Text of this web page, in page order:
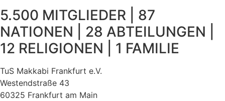
5.500 MITGLIEDER | 87
NATIONEN | 28 ABTEILUNGEN |
12 RELIGIONEN | 1 FAMILIE
TuS Makkabi Frankfurt e.V.
Westendstraße 43
60325 Frankfurt am Main